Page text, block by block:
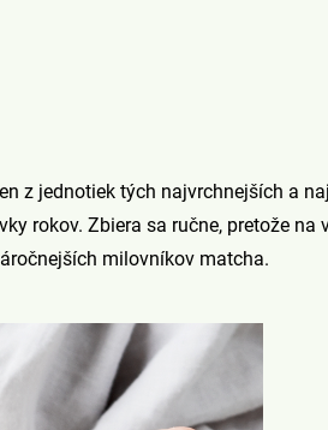
z jednotiek tých najvrchnejších a
rokov. Zbiera sa ručne, pretože
milovníkov matcha.